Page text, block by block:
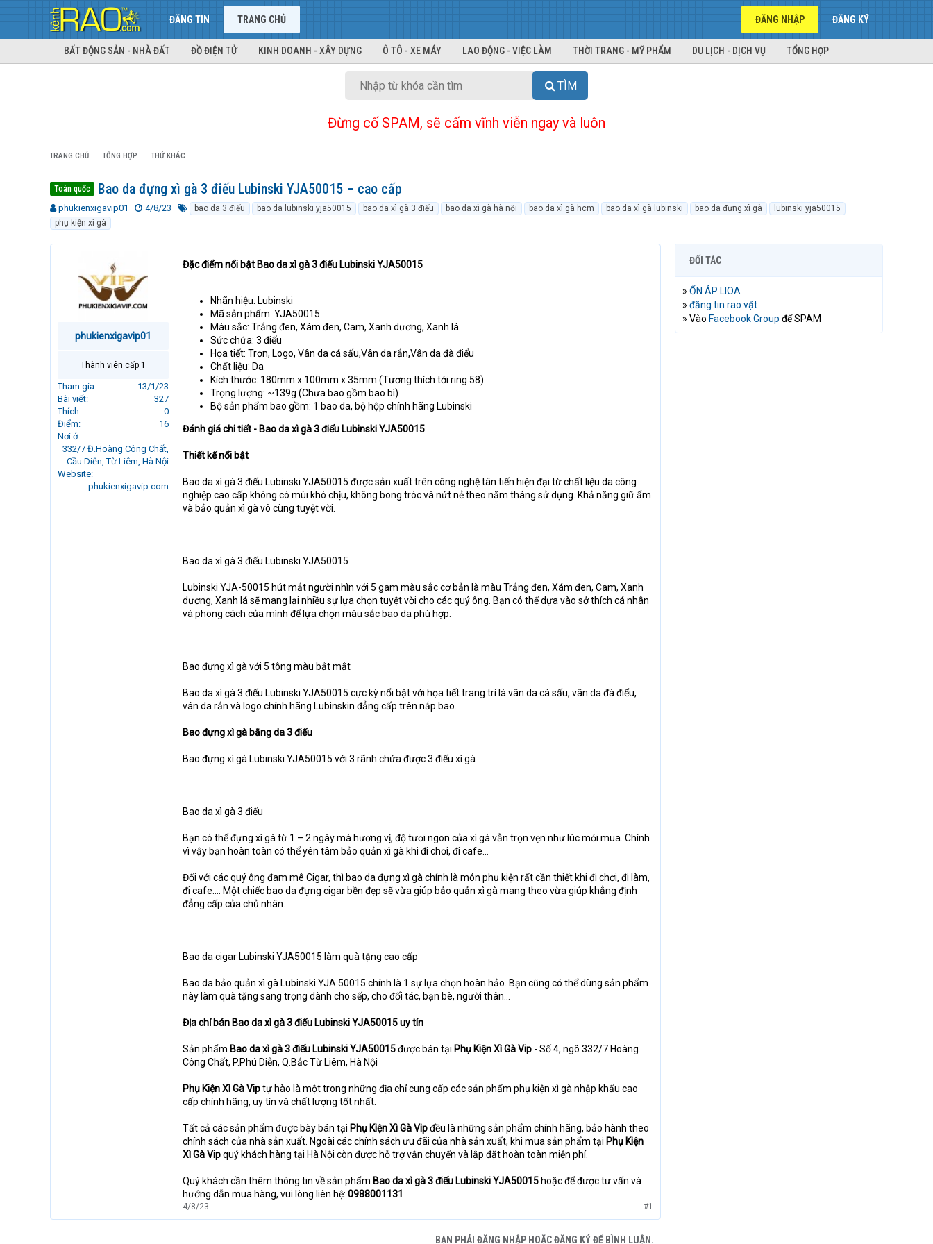
ĐĂNG TIN TRANG CHỦ ĐĂNG NHẬP ĐĂNG KÝ
BẤT ĐỘNG SẢN - NHÀ ĐẤT ĐỒ ĐIỆN TỬ KINH DOANH - XÂY DỰNG Ô TÔ - XE MÁY LAO ĐỘNG - VIỆC LÀM THỜI TRANG - MỸ PHẨM DU LỊCH - DỊCH VỤ TỔNG HỢP
TÌM
Đừng cố SPAM, sẽ cấm vĩnh viễn ngay và luôn
TRANG CHỦ TỔNG HỢP THỨ KHÁC
Toàn quốc Bao da đựng xì gà 3 điếu Lubinski YJA50015 – cao cấp
T
h
r
e
phukienxigavip01
N
y
i
4/8/23
h
a
bao da 3 điếu bao da lubinski yja50015 bao da xì gà 3 điếu bao da xì gà hà nội bao da xì gà hcm bao da xì gà lubinski bao da đựng xì gà
lubinski yja50015
phụ kiện xì gà
phukienxigavip01
Thành viên cấp 1
Tham gia
13/1/23
Bài viết
327
Thích
0
Điểm
16
Nơi ở
332/7 Đ.Hoàng Công Chất,
Cầu Diễn, Từ Liêm, Hà Nội
Website
phukienxigavip.com
Đặc điểm nổi bật Bao da xì gà 3 điếu Lubinski YJA50015
Nhãn hiệu: Lubinski
Mã sản phẩm: YJA50015
Màu sắc: Trắng đen, Xám đen, Cam, Xanh dương, Xanh lá
Sức chứa: 3 điếu
Họa tiết: Trơn, Logo, Vân da cá sấu,Vân da rắn,Vân da đà điểu
Chất liệu: Da
Kích thước: 180mm x 100mm x 35mm (Tương thích tới ring 58)
Trọng lượng: ~139g (Chưa bao gồm bao bì)
Bộ sản phẩm bao gồm: 1 bao da, bộ hộp chính hãng Lubinski
Đánh giá chi tiết - Bao da xì gà 3 điếu Lubinski YJA50015
Thiết kế nổi bật
Bao da xì gà 3 điếu Lubinski YJA50015 được sản xuất trên công nghệ tân tiến hiện đại từ chất liệu da công
nghiệp cao cấp không có mùi khó chịu, không bong tróc và nứt nẻ theo năm tháng sử dụng. Khả năng giữ ẩm
và bảo quản xì gà vô cùng tuyệt vời.
Bao da xì gà 3 điếu Lubinski YJA50015
Lubinski YJA-50015 hút mắt người nhìn với 5 gam màu sắc cơ bản là màu Trắng đen, Xám đen, Cam, Xanh
dương, Xanh lá sẽ mang lại nhiều sự lựa chọn tuyệt vời cho các quý ông. Bạn có thể dựa vào sở thích cá nhân
và phong cách của mình để lựa chọn màu sắc bao da phù hợp.
Bao đựng xì gà với 5 tông màu bắt mắt
Bao da xì gà 3 điếu Lubinski YJA50015 cực kỳ nổi bật với họa tiết trang trí là vân da cá sấu, vân da đà điểu,
vân da rắn và logo chính hãng Lubinskin đẳng cấp trên nắp bao.
Bao đựng xì gà bằng da 3 điếu
Bao đựng xì gà Lubinski YJA50015 với 3 rãnh chứa được 3 điếu xì gà
Bao da xì gà 3 điếu
Bạn có thể đựng xì gà từ 1 – 2 ngày mà hương vị, độ tươi ngon của xì gà vẫn trọn vẹn như lúc mới mua. Chính
vì vậy bạn hoàn toàn có thể yên tâm bảo quản xì gà khi đi chơi, đi cafe…
Đối với các quý ông đam mê Cigar, thì bao da đựng xì gà chính là món phụ kiện rất cần thiết khi đi chơi, đi làm,
đi cafe…. Một chiếc bao da đựng cigar bền đẹp sẽ vừa giúp bảo quản xì gà mang theo vừa giúp khẳng định
đẳng cấp của chủ nhân.
Bao da cigar Lubinski YJA50015 làm quà tặng cao cấp
Bao da bảo quản xì gà Lubinski YJA 50015 chính là 1 sự lựa chọn hoàn hảo. Bạn cũng có thể dùng sản phẩm
này làm quà tặng sang trọng dành cho sếp, cho đối tác, bạn bè, người thân…
Địa chỉ bán Bao da xì gà 3 điếu Lubinski YJA50015 uy tín
Sản phẩm Bao da xì gà 3 điếu Lubinski YJA50015được bán tại Phụ Kiện Xì Gà Vip - Số 4, ngõ 332/7 Hoàng
Công Chất, P.Phú Diễn, Q.Bắc Từ Liêm, Hà Nội
Phụ Kiện Xì Gà Viptự hào là một trong những địa chỉ cung cấp các sản phẩm phụ kiện xì gà nhập khẩu cao
cấp chính hãng, uy tín và chất lượng tốt nhất.
Tất cả các sản phẩm được bày bán tại Phụ Kiện Xì Gà Vipđều là những sản phẩm chính hãng, bảo hành theo
chính sách của nhà sản xuất. Ngoài các chính sách ưu đãi của nhà sản xuất, khi mua sản phẩm tại Phụ Kiện
Xì Gà Vipquý khách hàng tại Hà Nội còn được hỗ trợ vận chuyển và lắp đặt hoàn toàn miễn phí.
Quý khách cần thêm thông tin về sản phẩm Bao da xì gà 3 điếu Lubinski YJA50015 hoặc để được tư vấn và
hướng dẫn mua hàng, vui lòng liên hệ: 0988001131
4/8/23 #1
BẠN PHẢI ĐĂNG NHẬP HOẶC ĐĂNG KÝ ĐỂ BÌNH LUẬN.
ĐỐI TÁC
» ỔN ÁP LIOA
» đăng tin rao vặt
» Vào Facebook Group để SPAM